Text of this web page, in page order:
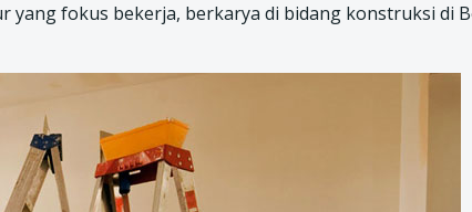
yang fokus bekerja, berkarya di bidang konstruksi di